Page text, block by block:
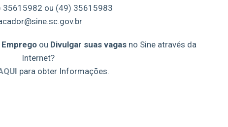
35615982 ou (49) 35615983
ou Divulgar suas vagasno Sine através da
Internet?
para obter Informações.